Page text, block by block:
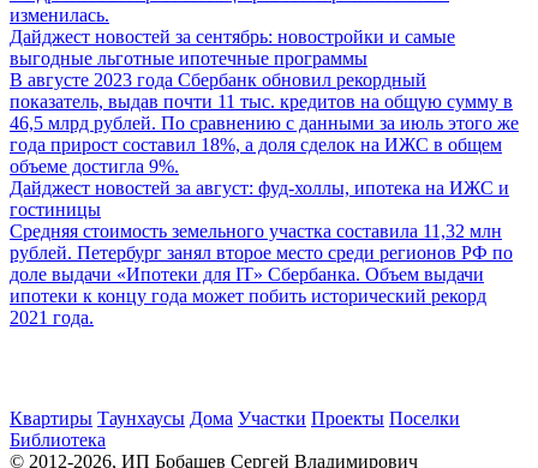
изменилась.
Дайджест новостей за сентябрь: новостройки и самые
выгодные льготные ипотечные программы
В августе 2023 года Сбербанк обновил рекордный
показатель, выдав почти 11 тыс. кредитов на общую сумму в
46,5 млрд рублей. По сравнению с данными за июль этого же
года прирост составил 18%, а доля сделок на ИЖС в общем
объеме достигла 9%.
Дайджест новостей за август: фуд-холлы, ипотека на ИЖС и
гостиницы
Средняя стоимость земельного участка составила 11,32 млн
рублей. Петербург занял второе место среди регионов РФ по
доле выдачи «Ипотеки для IT» Сбербанка. Объем выдачи
ипотеки к концу года может побить исторический рекорд
2021 года.
Квартиры Таунхаусы Дома Участки Проекты Поселки
Библиотека
© 2012-2026, ИП Бобашев Сергей Владимирович